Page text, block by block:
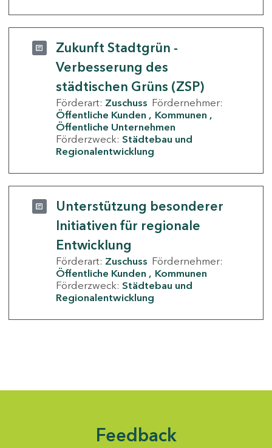
Zukunft Stadtgrün -
Verbesserung des
städtischen Grüns (ZSP)
Förderart: Zuschuss Fördernehmer:
Öffentliche Kunden
Kommunen
Öffentliche Unternehmen
Förderzweck: Städtebau und
Regionalentwicklung
Unterstützung besonderer
Initiativen für regionale
Entwicklung
Förderart: Zuschuss Fördernehmer:
Öffentliche Kunden
Kommunen
Förderzweck: Städtebau und
Regionalentwicklung
Feedback